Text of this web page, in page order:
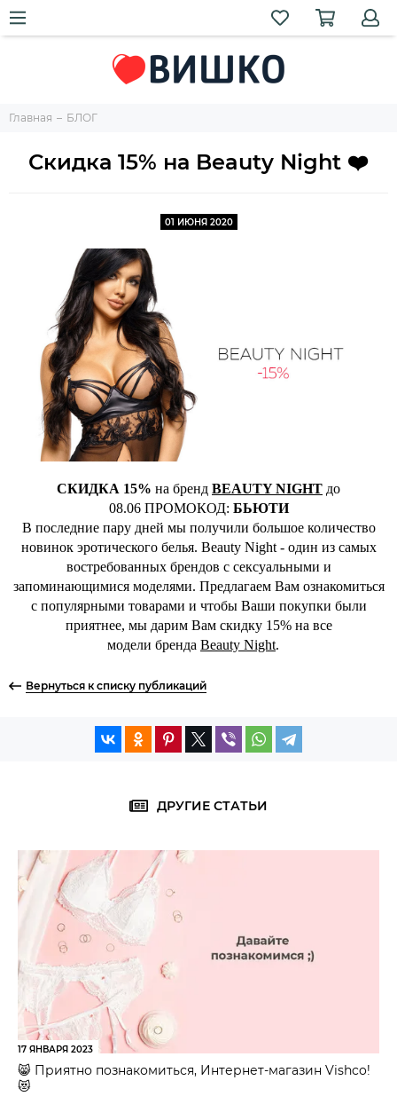
Главная БЛОГ
Скидка 15% на Beauty Night ❤️
01 ИЮНЯ 2020
СКИДКА 15% на бренд BEAUTY NIGHT до
08.06 ПРОМОКОД: БЬЮТИ
В последние пару дней мы получили большое количество
новинок эротического белья. Beauty Night - один из самых
востребованных брендов с сексуальными и
запоминающимися моделями. Предлагаем Вам ознакомиться
с популярными товарами и чтобы Ваши покупки были
приятнее, мы дарим Вам скидку 15% на все
модели бренда Beauty Night.
Вернуться к списку публикаций
ДРУГИЕ СТАТЬИ
17 ЯНВАРЯ 2023
😸 Приятно познакомиться, Интернет-магазин Vishco!
😻